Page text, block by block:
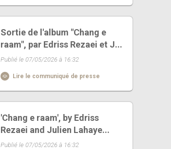
Sortie de l'album "Chang e
raam", par Edriss Rezaei et J...
Publié le 07/05/2026 à 16:32
Lire le communiqué de presse
'Chang e raam', by Edriss
Rezaei and Julien Lahaye...
Publié le 07/05/2026 à 16:32